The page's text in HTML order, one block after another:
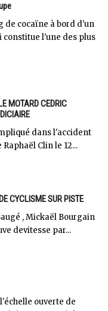
de cocaïne à bord d'un
constitue l'une des plus
MOTARD CEDRIC
dans l'accident
Clin le 12...
CYCLISME SUR PISTE
, Mickaël Bourgain
devitesse par...
ouverte de